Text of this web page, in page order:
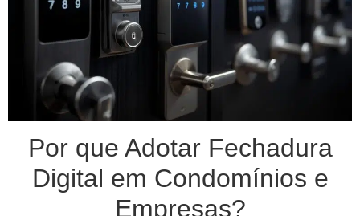
Por que Adotar Fechadura
Digital em Condomínios e
Empresas?